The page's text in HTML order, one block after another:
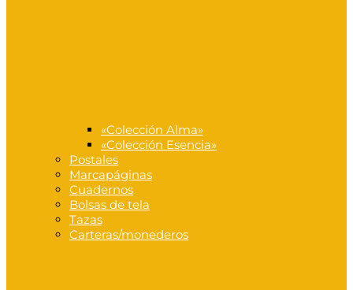
«Colección Alma»
«Colección Esencia»
Postales
Marcapáginas
Cuadernos
Bolsas de tela
Tazas
Carteras/monederos